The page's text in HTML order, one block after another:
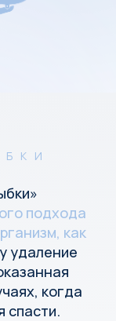
подхода
как
удаление
когда
спасти.